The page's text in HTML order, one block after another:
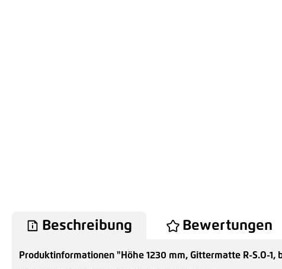
Beschreibung Bewertungen
Produktinformationen "Höhe 1230 mm, Gittermatte R-S.O-1,